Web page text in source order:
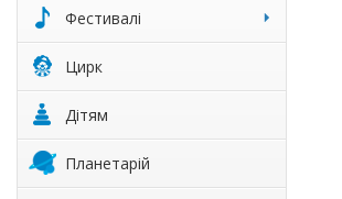
Фестивалі
Цирк
Дітям
Планетарій